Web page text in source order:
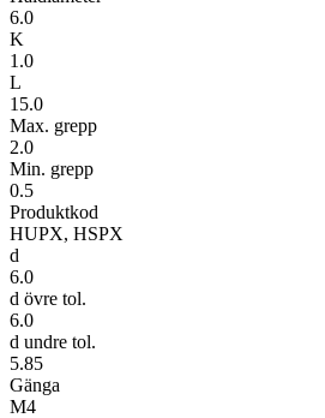
6.0
K
1.0
L
15.0
Max. grepp
2.0
Min. grepp
0.5
Produktkod
HUPX, HSPX
d
6.0
d övre tol.
6.0
d undre tol.
5.85
Gänga
M4